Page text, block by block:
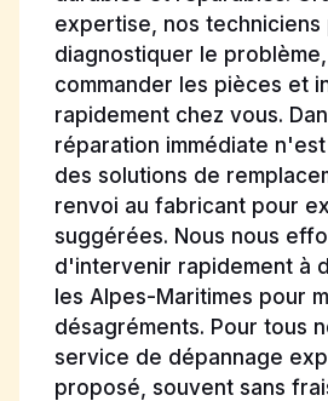
expertise, nos techniciens
diagnostiquer le
commander les pièces et
rapidement chez vous.
réparation immédiate n'est
des solutions de
renvoi au fabricant pour
suggérées. Nous nous
d'intervenir rapidement à
les Alpes-Maritimes pour
désagréments. Pour tous
service de dépannage
proposé, souvent sans